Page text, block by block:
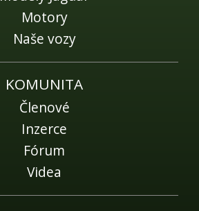
Motory
Naše vozy
KOMUNITA
Členové
Inzerce
Fórum
Videa